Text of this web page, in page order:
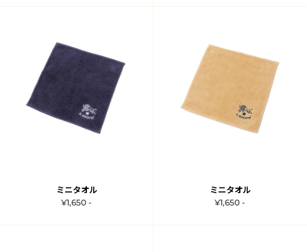
ミニタオル
¥1,650 -
ミニタオル
¥1,650 -